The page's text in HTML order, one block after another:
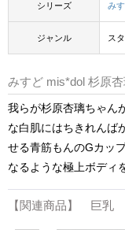
シリーズ み
ジャンル ス
みすど mis*dol 杉原
我らが杉原杏璃ちゃん
な白肌にはちきれんば
せる青筋もんのGカッ
なるような極上ボディ
【関連商品】 巨乳